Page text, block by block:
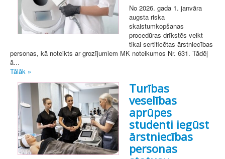
No 2026. gada 1. janvāra
augsta riska
skaistumkopšanas
procedūras drīkstēs veikt
tikai sertificētas ārstniecības
personas, kā noteikts ar grozījumiem MK noteikumos Nr. 631. Tādēļ
ā...
Tālāk »
Turības
veselības
aprūpes
studenti iegūst
ārstniecības
personas